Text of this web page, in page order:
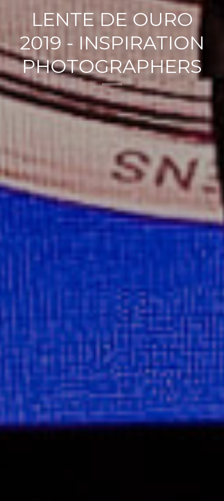
LENTE DE OURO
2019 - INSPIRATION
PHOTOGRAPHERS